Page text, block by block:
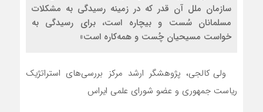
سازمان ملل آن قدر که در زمینه رسیدگی به مشکلات
مسلمانان سُست و بیچاره است، برای رسیدگی به
خواست مسیحیان چُست و همه‌کاره است»
ولی کالجی، پژوهشگر ارشد مرکز بررسی‌های استراتژیک
ریاست جمهوری و عضو شورای علمی ایراس